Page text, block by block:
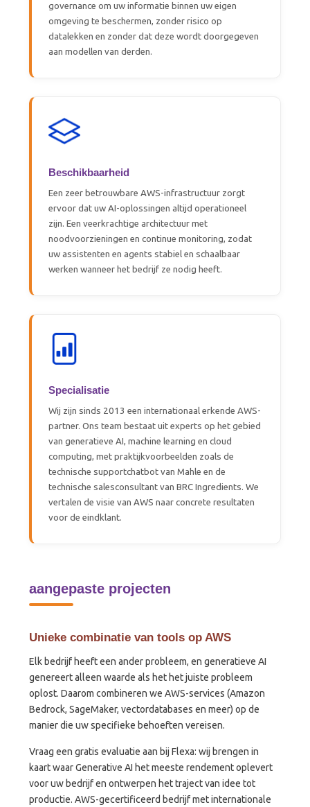
governance om uw informatie binnen uw eigen
omgeving te beschermen, zonder risico op
datalekken en zonder dat deze wordt doorgegeven
aan modellen van derden.
Beschikbaarheid
Een zeer betrouwbare AWS-infrastructuur zorgt
ervoor dat uw AI-oplossingen altijd operationeel
zijn. Een veerkrachtige architectuur met
noodvoorzieningen en continue monitoring, zodat
uw assistenten en agents stabiel en schaalbaar
werken wanneer het bedrijf ze nodig heeft.
Specialisatie
Wij zijn sinds 2013 een internationaal erkende AWS-
partner. Ons team bestaat uit experts op het gebied
van generatieve AI, machine learning en cloud
computing, met praktijkvoorbeelden zoals de
technische supportchatbot van Mahle en de
technische salesconsultant van BRC Ingredients. We
vertalen de visie van AWS naar concrete resultaten
voor de eindklant.
aangepaste projecten
Unieke combinatie van tools op AWS
Elk bedrijf heeft een ander probleem, en generatieve AI
genereert alleen waarde als het het juiste probleem
oplost. Daarom combineren we AWS-services (Amazon
Bedrock, SageMaker, vectordatabases en meer) op de
manier die uw specifieke behoeften vereisen.
Vraag een gratis evaluatie aan bij Flexa: wij brengen in
kaart waar Generative AI het meeste rendement oplevert
voor uw bedrijf en ontwerpen het traject van idee tot
productie. AWS-gecertificeerd bedrijf met internationale